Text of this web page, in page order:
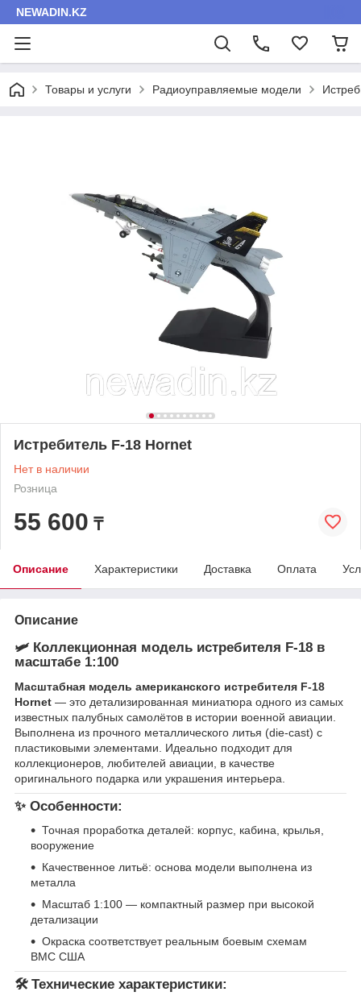
NEWADIN.KZ
Товары и услуги Радиоуправляемые модели
Истребитель F-18 Hornet
Нет в наличии
Розница
55 600 ₸
Описание Характеристики Доставка Оплата
Описание
🛩 Коллекционная модель истребителя F-18 в
масштабе 1:100
Масштабная модель американского истребителя F-18
Hornet — это детализированная миниатюра одного из самых
известных палубных самолётов в истории военной авиации.
Выполнена из прочного металлического литья (die-cast) с
пластиковыми элементами. Идеально подходит для
коллекционеров, любителей авиации, в качестве
оригинального подарка или украшения интерьера.
✨ Особенности:
Точная проработка деталей: корпус, кабина, крылья,
вооружение
Качественное литьё: основа модели выполнена из
металла
Масштаб 1:100 — компактный размер при высокой
детализации
Окраска соответствует реальным боевым схемам
ВМС США
🛠 Технические характеристики: